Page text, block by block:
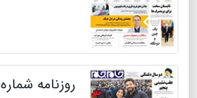
روزنامه شماره ۷۳۲۶